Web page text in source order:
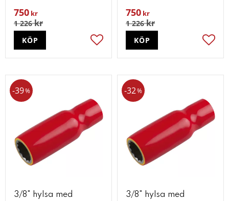
750 kr
1 226kr
Lägg till i favoriter
KÖP
750 kr
1 226kr
KÖP
3/8" hylsa med
39%
3/8" hylsa med
32%